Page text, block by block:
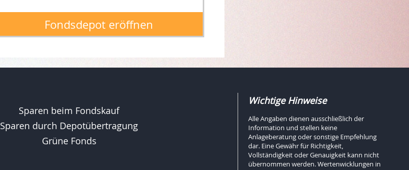
Fondsdepot eröffnen
Sparen beim Fondskauf
Sparen durch Depotübertragung
Grüne Fonds
Wichtige Hinweise
Alle Angaben dienen ausschließlich der
Information und stellen keine
Anlageberatung oder sonstige Empfehlung
dar. Eine Gewähr für Richtigkeit,
Vollständigkeit oder Genauigkeit kann nicht
übernommen werden. Wertenwicklungen in